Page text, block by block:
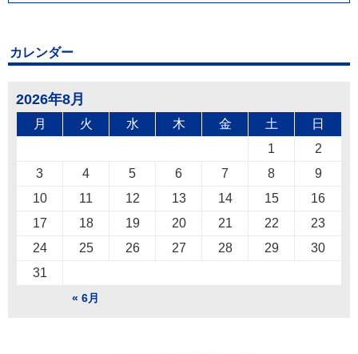
カレンダー
2026年8月
月 火 水 木 金 土 日
« 6月
1
2
3
4 5 6 7 8
9
10
11 12 13 14 15
16
17
18 19 20 21 22
23
24
25 26 27 28 29
30
31